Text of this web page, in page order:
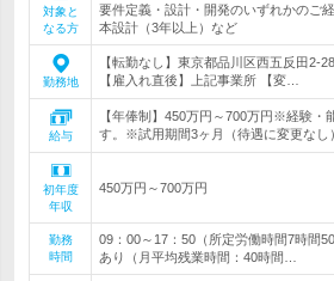
対象と
なる方
要件定義・設計・開発のいずれかのご
本設計（3年以上）など
勤務地
【転勤なし】東京都品川区西五反田2-
【雇入れ直後】上記事業所 【変…
給与
【年俸制】450万円～700万円※経験・
す。※試用期間3ヶ月（待遇に変更な
初年度
年収
450万円～700万円
勤務
時間
09：00～17：50（所定労働時間7時間
あり（月平均残業時間：40時間…